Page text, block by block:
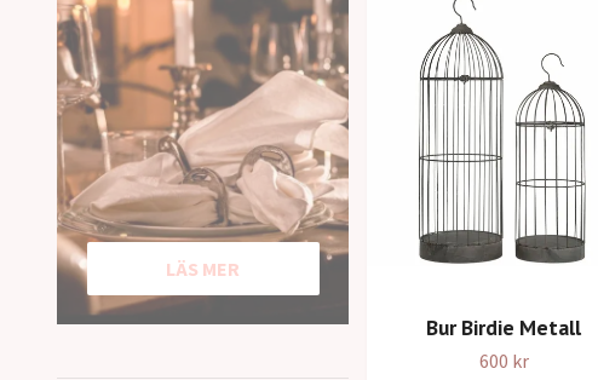
LÄS MER
Bur Birdie Metall
600 kr